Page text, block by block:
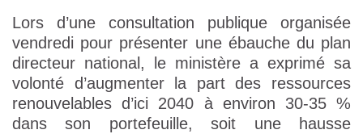
Lors d’une consultation publique organisée
vendredi pour présenter une ébauche du plan
directeur national, le ministère a exprimé sa
volonté d’augmenter la part des ressources
renouvelables d’ici 2040 à environ 30-35 %
dans son portefeuille, soit une hausse